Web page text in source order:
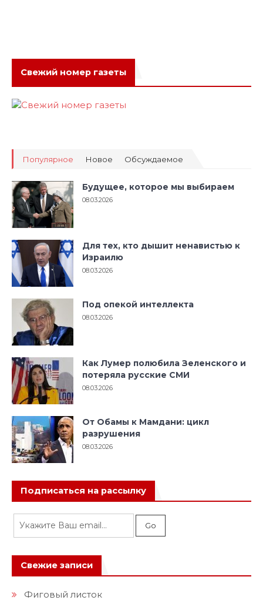
Свежий номер газеты
Популярное Новое Обсуждаемое
Будущее, которое мы выбираем
08.03.2026
Для тех, кто дышит ненавистью к
Израилю
08.03.2026
Под опекой интеллекта
08.03.2026
Как Лумер полюбила Зеленского и
потеряла русские СМИ
08.03.2026
От Обамы к Мамдани: цикл
разрушения
08.03.2026
Подписаться на рассылку
Свежие записи
Фиговый листок